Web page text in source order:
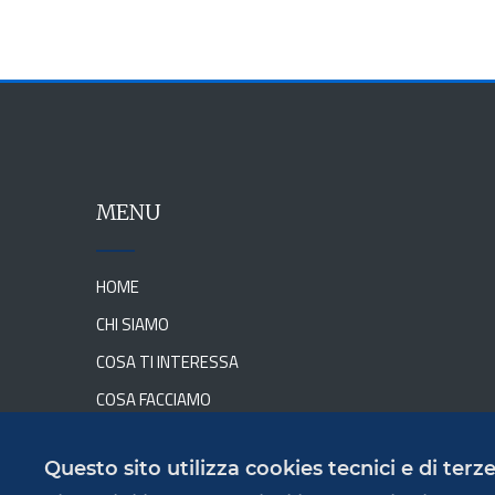
MENU
HOME
CHI SIAMO
COSA TI INTERESSA
COSA FACCIAMO
DOVE SIAMO
Questo sito utilizza cookies tecnici e di